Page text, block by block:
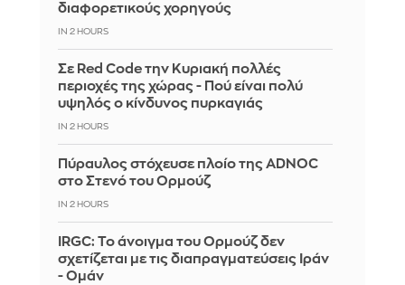
διαφορετικούς χορηγούς
IN 2 HOURS
Σε Red Code την Κυριακή πολλές
περιοχές της χώρας - Πού είναι πολύ
υψηλός ο κίνδυνος πυρκαγιάς
IN 2 HOURS
Πύραυλος στόχευσε πλοίο της ADNOC
στο Στενό του Ορμούζ
IN 2 HOURS
IRGC: Το άνοιγμα του Ορμούζ δεν
σχετίζεται με τις διαπραγματεύσεις Ιράν
- Ομάν